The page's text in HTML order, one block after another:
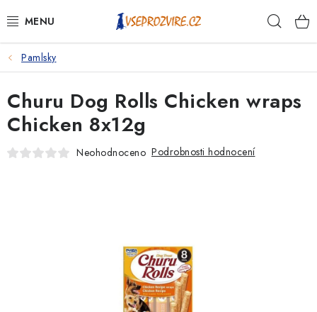
na
PSI
KOČKY
KONĚ
KRÁLÍCI/HLODAVCI/PTÁCI
Pamlsky
Churu Dog Rolls Chicken wraps
Chicken 8x12g
Neohodnoceno Podrobnosti hodnocení